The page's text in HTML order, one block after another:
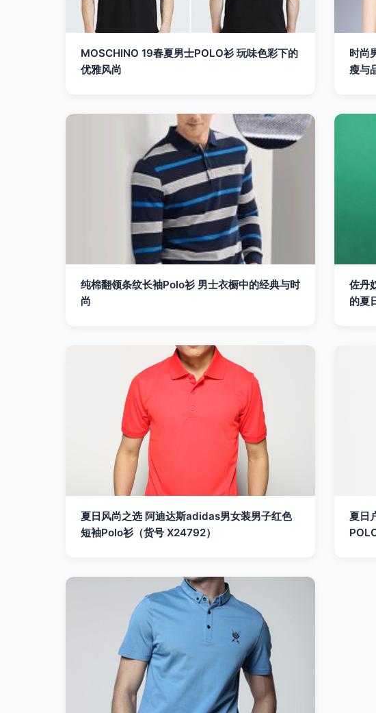
MOSCHINO 19春夏男士POLO衫 玩味色彩下的
优雅风尚
时尚
瘦与
纯棉翻领条纹长袖Polo衫 男士衣橱中的经典与时
尚
佐丹
的夏
夏日风尚之选 阿迪达斯adidas男女装男子红色
短袖Polo衫（货号 X24792）
夏日